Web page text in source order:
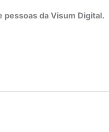
pessoas da Visum Digital.